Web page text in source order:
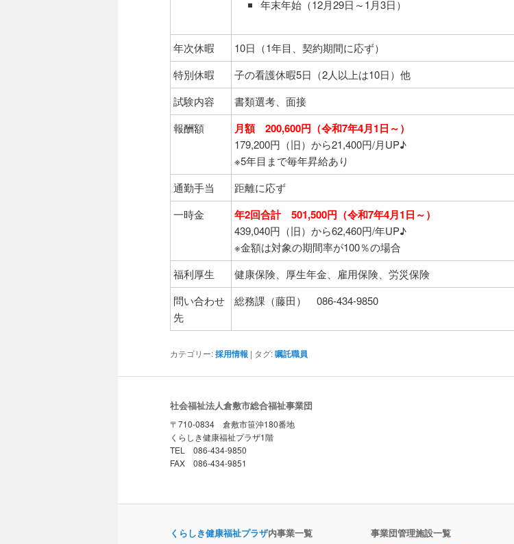
年末年始（12月29日～1月3日）
年次休暇
10日（1年目、契約期間に応ず）
特別休暇
子の看護休暇5日（2人以上は10日）他
試験内容
書類選考、面接
報酬額
月額 200,600円（令和7年4月1日～）
179,200円（旧）から21,400円/月UP♪
※5年目まで毎年昇給あり
通勤手当
距離に応ず
一時金
年2回合計 501,500円（令和7年4月1日～）
439,040円（旧）から62,460円/年UP♪
※金額は対象の期間率が100％の場合
福利厚生
健康保険、厚生年金、雇用保険、労災保険
問い合わせ
先
総務課（藤田） 086-434-9850
カテゴリー:採用情報 | タグ:嘱託職員
社会福祉法人倉敷市総合福祉事業団
〒710-0834 倉敷市笹沖180番地
くらしき健康福祉プラザ1階
TEL 086-434-9850
FAX 086-434-9851
くらしき健康福祉プラザ内事業一覧
事業団管理施設一覧